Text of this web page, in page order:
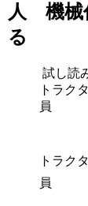
人 機械
る
試し読
トラク
員
トラク
員